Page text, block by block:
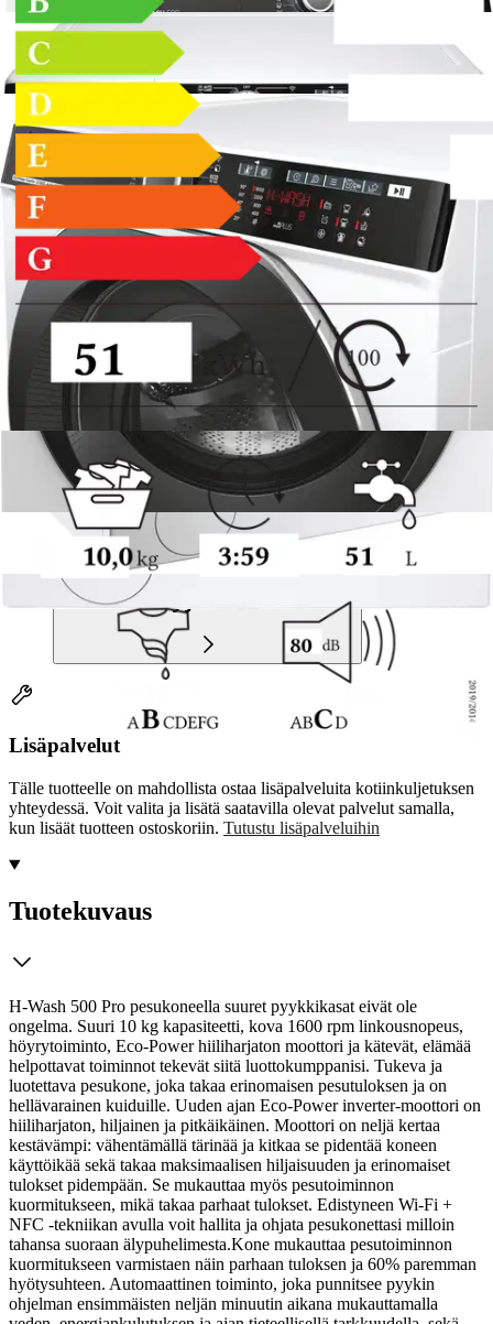
Asiakasomistajahinta
Hinta ilman S-Etukorttia: 499,00 €
Verkkokaupan hinta
Energialuokka
Hinta ja saatavuus voivat vaihdella myymälöittäin
Valitse toimitustapa
Nouto myymälästä
Ei saatavilla
Ei saatavilla
Ilmainen toimitus yli 100 €:n tilauksille
Postin pakettiautomaattiin tai
palvelupisteeseen!
Etu ei koske Suuri‑lisäpalvelulla toimitettavia tuotteita.
Tarkista myymäläsaatavuus
Lisäpalvelut
Tälle tuotteelle on mahdollista ostaa lisäpalveluita kotiinkuljetuksen
yhteydessä. Voit valita ja lisätä saatavilla olevat palvelut samalla,
kun lisäät tuotteen ostoskoriin. Tutustu lisäpalveluihin
Tuotekuvaus
H-Wash 500 Pro pesukoneella suuret pyykkikasat eivät ole
ongelma. Suuri 10 kg kapasiteetti, kova 1600 rpm linkousnopeus,
höyrytoiminto, Eco-Power hiiliharjaton moottori ja kätevät, elämää
helpottavat toiminnot tekevät siitä luottokumppanisi. Tukeva ja
luotettava pesukone, joka takaa erinomaisen pesutuloksen ja on
hellävarainen kuiduille. Uuden ajan Eco-Power inverter-moottori on
hiiliharjaton, hiljainen ja pitkäikäinen. Moottori on neljä kertaa
kestävämpi: vähentämällä tärinää ja kitkaa se pidentää koneen
käyttöikää sekä takaa maksimaalisen hiljaisuuden ja erinomaiset
tulokset pidempään. Se mukauttaa myös pesutoiminnon
kuormitukseen, mikä takaa parhaat tulokset. Edistyneen Wi-Fi +
NFC -tekniikan avulla voit hallita ja ohjata pesukonettasi milloin
tahansa suoraan älypuhelimesta.Kone mukauttaa pesutoiminnon
kuormitukseen varmistaen näin parhaan tuloksen ja 60% paremman
hyötysuhteen. Automaattinen toiminto, joka punnitsee pyykin
ohjelman ensimmäisten neljän minuutin aikana mukauttamalla